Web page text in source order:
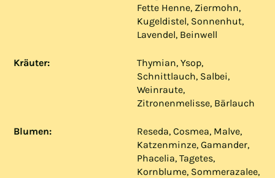
Fette Henne, Zier­mohn,
Kugeldistel, Sonnenhut,
Lavendel, Beinwell
Kräuter:
Thymian, Ysop,
Schnittlauch, Salbei,
Weinraute,
Zitronenmelisse, Bärlauch
Blumen:
Reseda, Cosmea, Malve,
Katzenminze, Gamander,
Phacelia, Tagetes,
Kornblume, Sommerazalee,